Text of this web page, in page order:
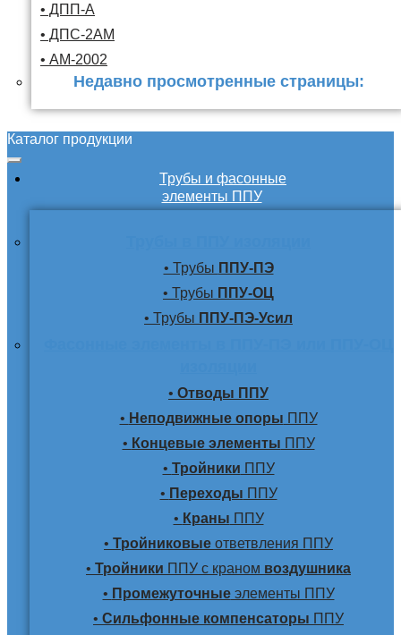
• ДПП-А
• ДПС-2АМ
• АМ-2002
Недавно просмотренные страницы:
Каталог продукции
Трубы и фасонные
элементы ППУ
• Трубы ППУ-ПЭ
• Трубы ППУ-ОЦ
• Трубы ППУ-ПЭ-Усил
• Отводы ППУ
• Неподвижные опоры ППУ
• Концевые элементы ППУ
• Тройники ППУ
• Переходы ППУ
• Краны ППУ
• Тройниковые ответвления ППУ
• Тройники ППУ с краном воздушника
• Промежуточныеэлементы ППУ
• Сильфонные компенсаторы ППУ